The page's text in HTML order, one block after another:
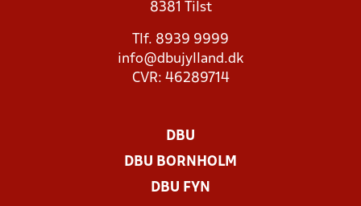
8381 Tilst
Tlf. 8939 9999
info@dbujylland.dk
CVR: 46289714
DBU
DBU BORNHOLM
DBU FYN